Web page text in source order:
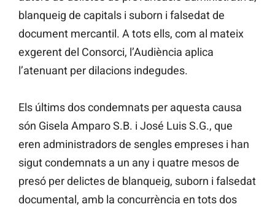
blanqueig de capitals i suborn i falsedat de
document mercantil. A tots ells, com al mateix
exgerent del Consorci, l’Audiència aplica
l’atenuant per dilacions indegudes.
Els últims dos condemnats per aquesta causa
són Gisela Amparo S.B. i José Luis S.G., que
eren administradors de sengles empreses i han
sigut condemnats a un any i quatre mesos de
presó per delictes de blanqueig, suborn i falsedat
documental, amb la concurrència en tots dos